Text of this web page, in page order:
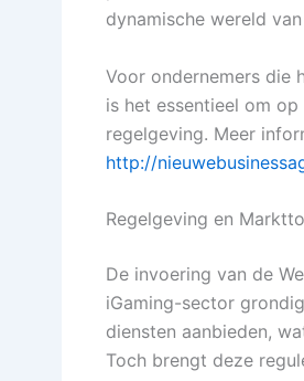
dynamische wereld
Voor ondernemers die
is het essentieel om
regelgeving. Meer
http://
Regelgeving en
De invoering van de
iGaming-sector
diensten aanbieden,
Toch brengt deze